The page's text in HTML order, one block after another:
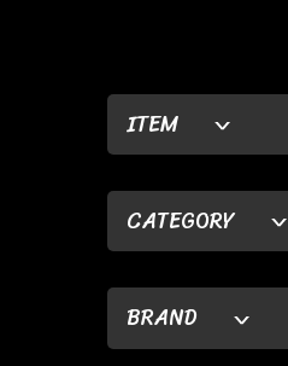
ITEM
CATEGORY
BRAND